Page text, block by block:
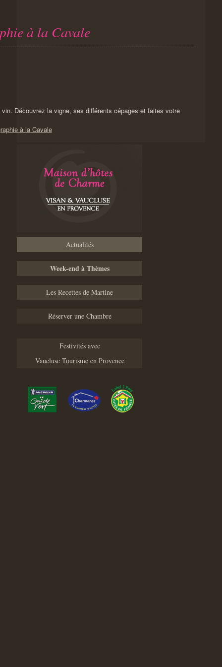
à la Cavale
Découvrez la vigne, ses différents cépages et faites votre
à la Cavale
Actualités
Week-end à Thèmes
Les Recettes de Martine
Réserver une Chambre
Festivités avec
Vaucluse Tourisme en Provence